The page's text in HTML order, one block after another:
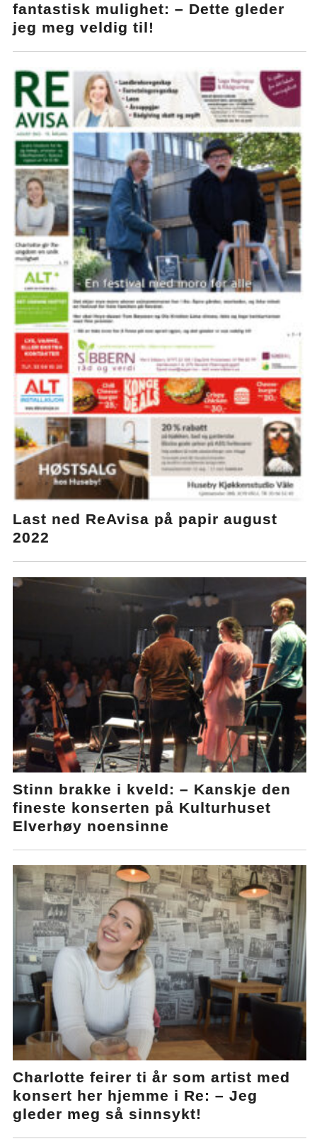
fantastisk mulighet: – Dette gleder
jeg meg veldig til!
Last ned ReAvisa på papir august
2022
Stinn brakke i kveld: – Kanskje den
fineste konserten på Kulturhuset
Elverhøy noensinne
Charlotte feirer ti år som artist med
konsert her hjemme i Re: – Jeg
gleder meg så sinnsykt!